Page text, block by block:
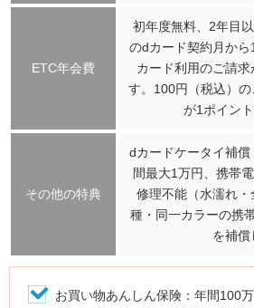
ETC年会費
初年度無料、2年目
のdカード契約月か
カード利用のご請
す。100円（税込）
が1ポイン
その他の特典
dカードケータイ補
間最大1万円、携帯
修理不能（水濡れ
種・同一カラーの携
を補償
お買い物あんしん保険：年間100